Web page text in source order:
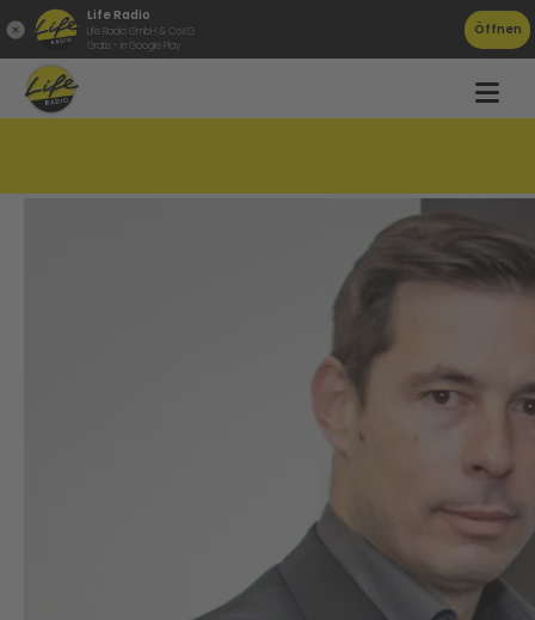
Life Radio
Life Radio GmbH & Co.KG
Gratis - in Google Play
Öffnen